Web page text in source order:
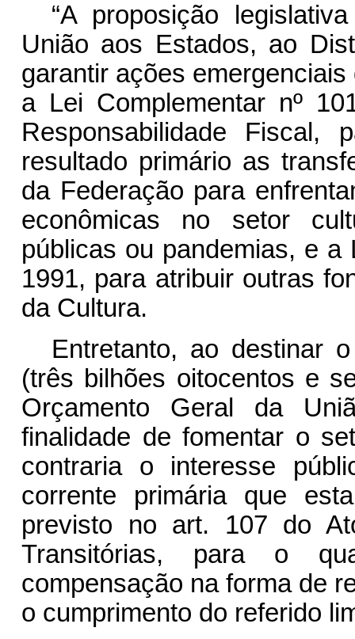
“A proposição
União aos Estados, ao
garantir ações
a Lei Complementar nº
Responsabilidade
resultado primário as
da Federação para
econômicas no setor
públicas ou pandemias, e a
1991, para atribuir outras
da Cultura.
Entretanto, ao destinar
(três bilhões oitocentos e
Orçamento Geral da
finalidade de fomentar o
contraria o interesse
corrente primária que
previsto no art. 107 do
Transitórias, para o
compensação na forma de
o cumprimento do referido